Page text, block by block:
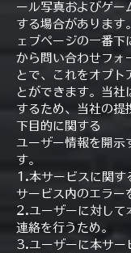
ール写真およびゲー
する場合があります
ェブページの一番下
から問い合わせフォ
とで、これをオプ
とができます。当社
するため、当社の提
下目的に関する
ユーザー情報を開示
す。
1.本サービスに関す
サービス内のエラー
2.ユーザーに対して
連絡を行うため。
3.ユーザーに本サー